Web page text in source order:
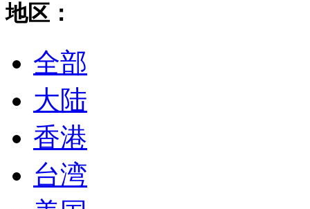
地区：
全部
大陆
香港
台湾